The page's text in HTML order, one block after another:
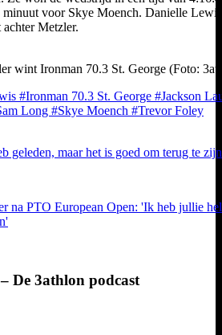
minuut voor Skye Moench. Danielle
Metzler.
wint Ironman 70.3 St. George (Foto:
#Ironman 70.3 St. George #Jackson
Long #Skye Moench #Trevor Foley
geleden, maar het is goed om terug te
na PTO European Open: 'Ik heb jullie
De 3athlon podcast